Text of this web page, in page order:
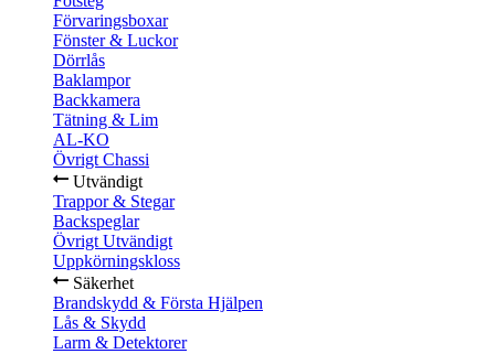
Förvaringsboxar
Fönster & Luckor
Dörrlås
Baklampor
Backkamera
Tätning & Lim
AL-KO
Övrigt Chassi
Utvändigt
Trappor & Stegar
Backspeglar
Övrigt Utvändigt
Uppkörningskloss
Säkerhet
Brandskydd & Första Hjälpen
Lås & Skydd
Larm & Detektorer